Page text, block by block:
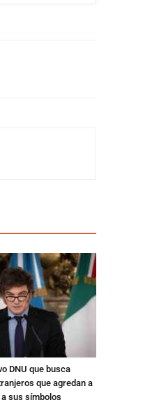
DNU que busca
que agredan a
sus símbolos